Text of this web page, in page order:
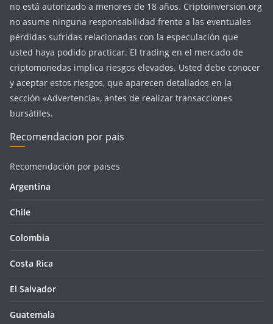
no está autorizado a menores de 18 años. Criptoinversion.org
no asume ninguna responsabilidad frente a las eventuales
pérdidas sufridas relacionadas con la especulación que
usted haya podido practicar. El trading en el mercado de
criptomonedas implica riesgos elevados. Usted debe conocer
y aceptar estos riesgos, que aparecen detallados en la
sección «Advertencia», antes de realizar transacciones
bursátiles.
Recomendacion por pais
Recomendación por paises
Argentina
Chile
Colombia
Costa Rica
El Salvador
Guatemala